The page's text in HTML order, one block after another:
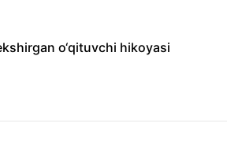
o‘qituvchi hikoyasi